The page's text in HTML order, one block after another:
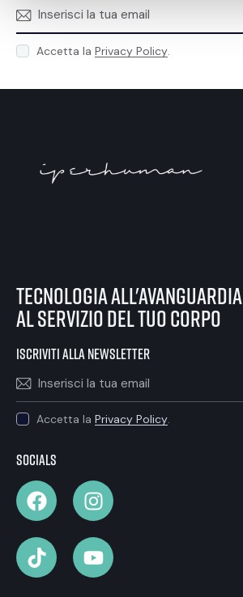
Accetta la Privacy Policy
tecnologia all'avanguardia
al servizio del tuo corpo
iscriviti alla newsletter
Accetta la Privacy Policy.
Socials